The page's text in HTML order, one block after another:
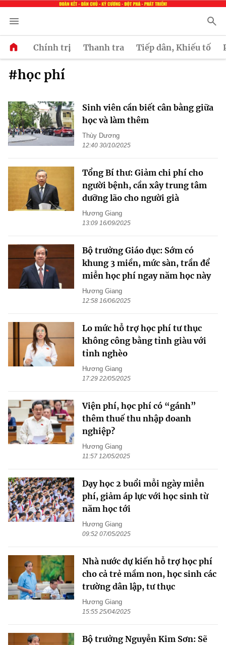
Chính trị Thanh tra Tiếp dân, Khiếu tố
#học phí
Sinh viên cần biết cân bằng giữa
học và làm thêm
Thùy Dương
12:40 30/10/2025
Tổng Bí thư: Giảm chi phí cho
người bệnh, cần xây trung tâm
dưỡng lão cho người già
Hương Giang
13:09 16/09/2025
Bộ trưởng Giáo dục: Sớm có
khung 3 miền, mức sàn, trần để
miễn học phí ngay năm học này
Hương Giang
12:58 16/06/2025
Lo mức hỗ trợ học phí tư thục
không công bằng tỉnh giàu với
tỉnh nghèo
Hương Giang
17:29 22/05/2025
Viện phí, học phí có “gánh”
thêm thuế thu nhập doanh
nghiệp?
Hương Giang
11:57 12/05/2025
Dạy học 2 buổi mỗi ngày miễn
phí, giảm áp lực với học sinh từ
năm học tới
Hương Giang
09:52 07/05/2025
Nhà nước dự kiến hỗ trợ học phí
cho cả trẻ mầm non, học sinh các
trường dân lập, tư thục
Hương Giang
15:55 25/04/2025
Bộ trưởng Nguyễn Kim Sơn: Sẽ